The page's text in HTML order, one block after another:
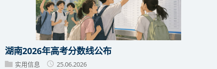
湖南2026年高考分数线公布
实用信息 25.06.2026